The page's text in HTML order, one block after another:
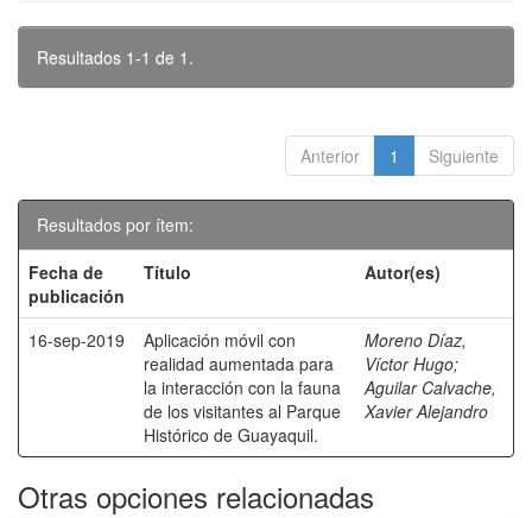
Resultados 1-1 de 1.
Anterior 1 Siguiente
Resultados por ítem:
Fecha de
publicación
Título Autor(es)
16-sep-2019
Aplicación móvil con
realidad aumentada para
la interacción con la fauna
de los visitantes al Parque
Histórico de Guayaquil.
Moreno Díaz,
Víctor Hugo;
Aguilar Calvache,
Xavier Alejandro
Otras opciones relacionadas